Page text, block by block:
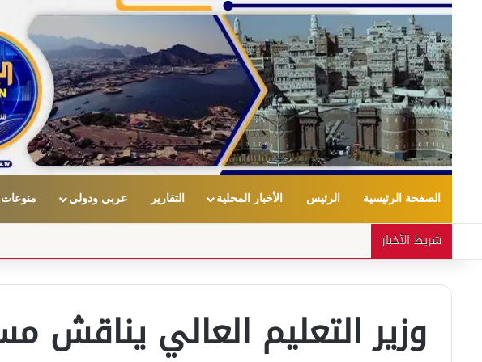
الصفحة الرئيسية الرئيس الأخبار المحلية التقارير عربي ودولي منوعات
شريط الأخبار
وزير التعليم العالي يناقش